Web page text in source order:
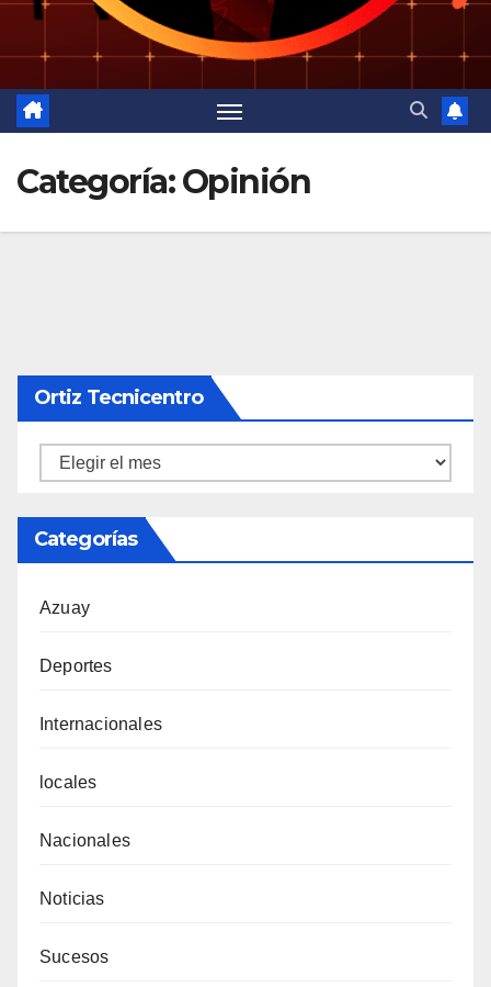
Categoría:Opinión
Ortiz Tecnicentro
Ortiz
Categorías
Azuay
Deportes
Internacionales
locales
Nacionales
Noticias
Sucesos